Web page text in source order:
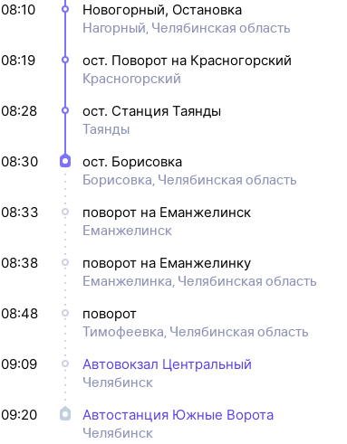
08:10
Новогорный, Остановка
Нагорный, Челябинская область
08:19
ост. Поворот на Красногорский
Красногорский
08:28
ост. Станция Таянды
Таянды
08:30
ост. Борисовка
Борисовка, Челябинская область
08:33
поворот на Еманжелинск
Еманжелинск
08:38
поворот на Еманжелинку
Еманжелинка, Челябинская область
08:48
поворот
Тимофеевка, Челябинская область
09:09
Автовокзал Центральный
Челябинск
09:20
Автостанция Южные Ворота
Челябинск